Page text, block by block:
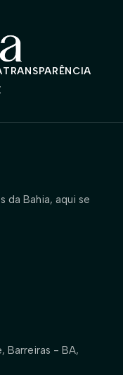
TRANSPARÊNCIA
da Bahia, aqui se
Barreiras - BA,